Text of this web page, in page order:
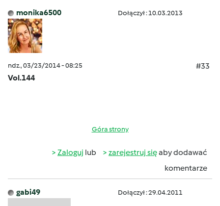
monika6500 Dołączył : 10.03.2013
ndz., 03/23/2014 - 08:25
#33
Vol.144
Góra strony
Zaloguj lub zarejestruj sięaby dodawać
komentarze
gabi49 Dołączył : 29.04.2011